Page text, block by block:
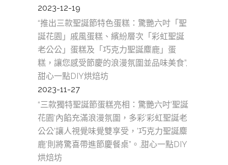
2023-12-19
“推出三款聖誕節特色蛋糕：驚艷六吋「聖
誕花園」戚風蛋糕、繽紛層次「彩虹聖誕
老公公」蛋糕及「巧克力聖誕麋鹿」蛋
糕，讓您感受節慶的浪漫氛圍並品味美食”,
甜心一點DIY烘焙坊
2023-11-27
“三款獨特聖誕節蛋糕亮相：驚艷六吋’聖誕
花園’內餡充滿浪漫氛圍，多彩’彩虹聖誕老
公公’讓人視覺味覺雙享受，’巧克力聖誕麋
鹿’則將驚喜帶進節慶餐桌”。,甜心一點DIY
烘焙坊